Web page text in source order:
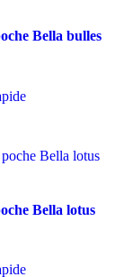
Bella bulles
Bella lotus